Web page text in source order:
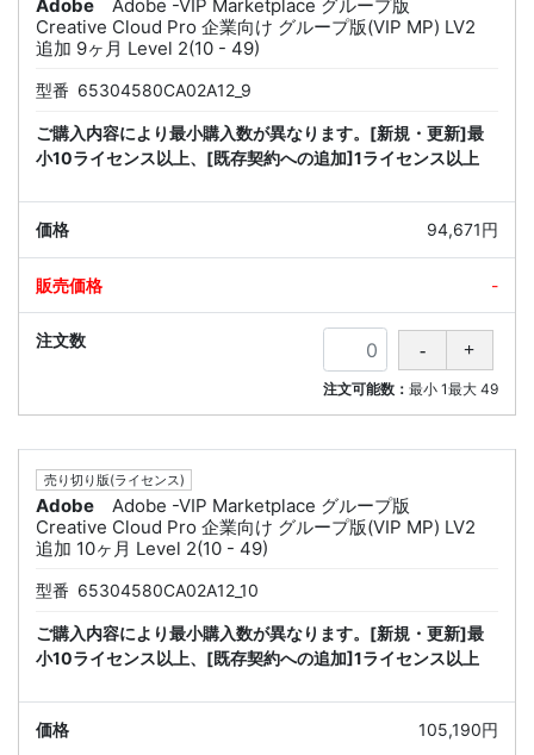
Adobe
Adobe -VIP Marketplace グループ版
Creative Cloud Pro 企業向け グループ版(VIP MP) LV2
追加 9ヶ月 Level 2(10 - 49)
型番 65304580CA02A12_9
ご購入内容により最小購入数が異なります。[新規・更新]最
小10ライセンス以上、[既存契約への追加]1ライセンス以上
94,671円
-
注文可能数： 最小 1最大 49
売り切り版(ライセンス)
Adobe
Adobe -VIP Marketplace グループ版
Creative Cloud Pro 企業向け グループ版(VIP MP) LV2
追加 10ヶ月 Level 2(10 - 49)
型番 65304580CA02A12_10
ご購入内容により最小購入数が異なります。[新規・更新]最
小10ライセンス以上、[既存契約への追加]1ライセンス以上
105,190円